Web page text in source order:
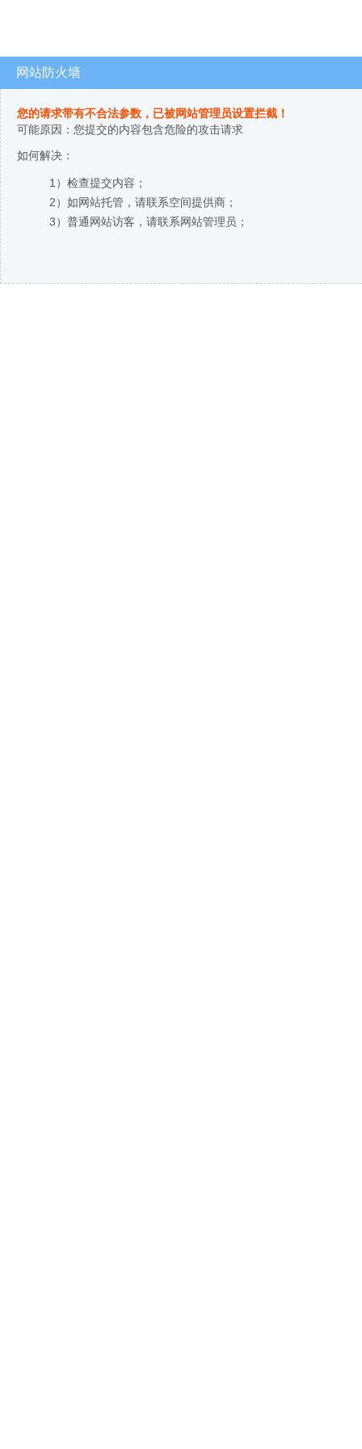
网站防火墙
您的请求带有不合法参数，已被网站管理员设置拦截！
可能原因：您提交的内容包含危险的攻击请求
如何解决：
1）检查提交内容；
2）如网站托管，请联系空间提供商；
3）普通网站访客，请联系网站管理员；